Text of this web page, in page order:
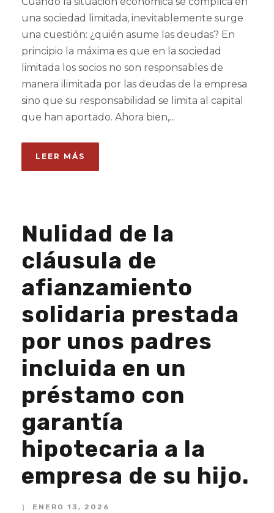
una sociedad limitada, inevitablemente surge
una cuestión: ¿quién asume las deudas? En
principio la máxima es que en la sociedad
limitada los socios no son responsables de
manera ilimitada por las deudas de la empresa
sino que su responsabilidad se limita al capital
que han aportado. Ahora bien,...
LEER MÁS
Nulidad de la
cláusula de
afianzamiento
solidaria prestada
por unos padres
incluida en un
préstamo con
garantía
hipotecaria a la
empresa de su hijo.
ENERO 13, 2026